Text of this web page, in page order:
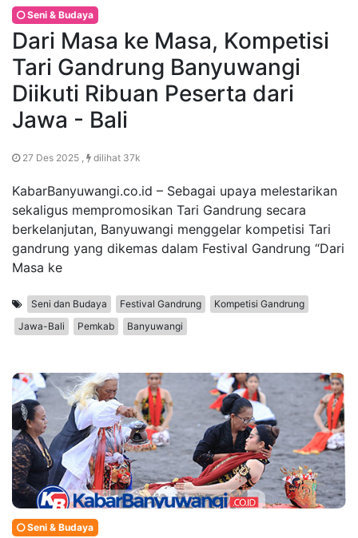
Seni & Budaya
Dari Masa ke Masa, Kompetisi
Tari Gandrung Banyuwangi
Diikuti Ribuan Peserta dari
Jawa - Bali
27 Des 2025 , dilihat 37k
KabarBanyuwangi.co.id – Sebagai upaya melestarikan
sekaligus mempromosikan Tari Gandrung secara
berkelanjutan, Banyuwangi menggelar kompetisi Tari
gandrung yang dikemas dalam Festival Gandrung “Dari
Masa ke
Seni dan Budaya Festival Gandrung
Kompetisi Gandrung
Jawa-Bali
Pemkab Banyuwangi
Seni & Budaya